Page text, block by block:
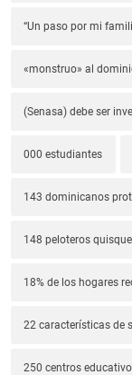
“Un paso por mi
«monstruo» al
(Senasa) debe ser
000 estudiantes
143 dominicanos
148 peloteros
18% de los hogares
22 características de
250 centros